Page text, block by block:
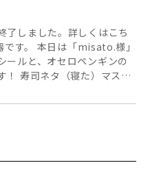
しました。詳しくはこち
す。 本日は「misato.様」
ールと、オセロペンギンの
！ 寿司ネタ（寝た）マス…